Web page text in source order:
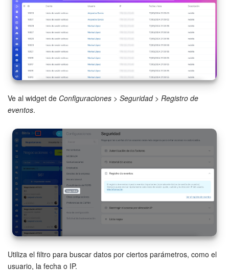
Webmail
Grupos de trabajo
Tareas
CRM
Reserva
Contact center
Sales center
CRM Analytics
BI Builder
Ve al widget de Configuraciones > Seguridad> Registro de
eventos.
Utiliza el filtro para buscar datos por ciertos parámetros, como el
usuario, la fecha o IP.